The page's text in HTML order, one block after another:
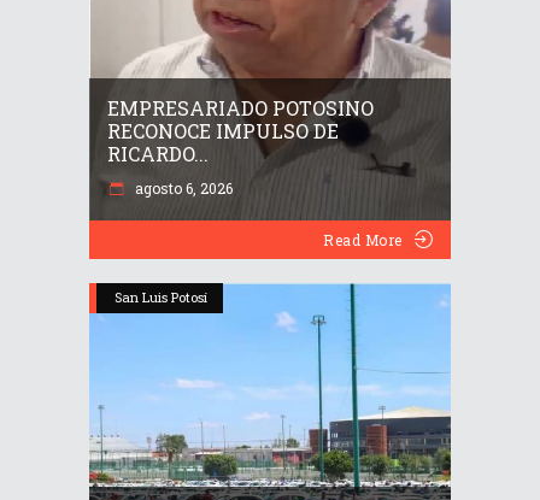
EMPRESARIADO POTOSINO
RECONOCE IMPULSO DE
RICARDO...
agosto 6, 2026
Read More
San Luis Potosí